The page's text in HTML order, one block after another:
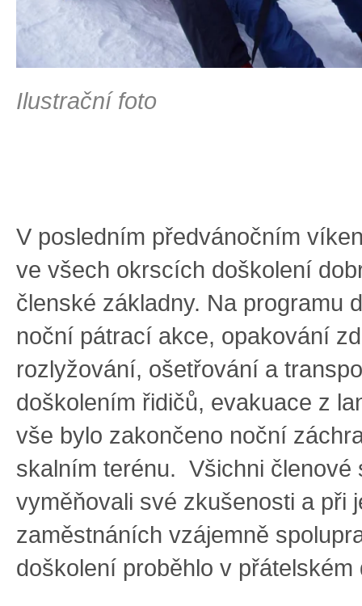
Ilustrační foto
V posledním předvánočním
ve všech okrscích doškolení
členské základny. Na programu
noční pátrací akce, opakování
rozlyžování, ošetřování a
doškolením řidičů, evakuace z
vše bylo zakončeno noční
skalním terénu. Všichni členové
vyměňovali své zkušenosti a při
zaměstnáních vzájemně
doškolení proběhlo v přátelském